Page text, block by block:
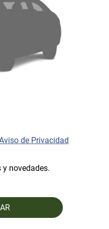
de Privacidad
y novedades.